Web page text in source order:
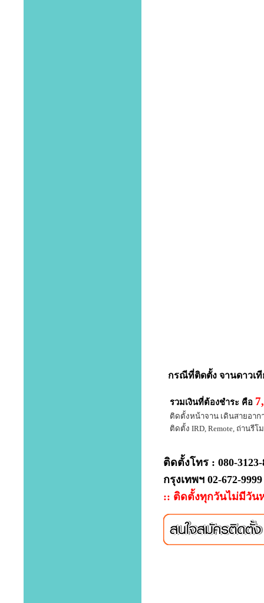
กรณีที่ติดตั้ง จานดาวเ
รวมเงินที่ต้องชำระ คือ
ติดตั้งหน้าจาน เดินสายอากา
ติดตั้ง IRD, Remote, ถ่านรีโ
ติดตั้งโทร : 080-3123-
กรุงเทพฯ 02-672-
:: ติดตั้งทุกวันไม่มีวั